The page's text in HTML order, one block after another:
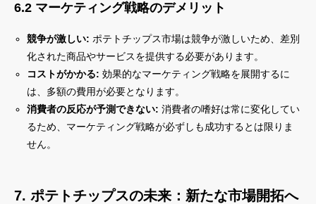
6.2 マーケティング戦略のデメリット
競争が激しい: ポテトチップス市場は競争が激しいため、差別
化された商品やサービスを提供する必要があります。
コストがかかる: 効果的なマーケティング戦略を展開するに
は、多額の費用が必要となります。
消費者の反応が予測できない: 消費者の嗜好は常に変化してい
るため、マーケティング戦略が必ずしも成功するとは限りま
せん。
7. ポテトチップスの未来：新たな市場開拓へ